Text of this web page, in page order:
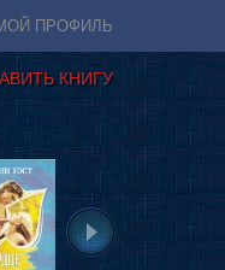
ПРОФИЛЬ
КНИГУ